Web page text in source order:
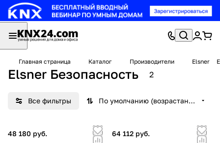
Главная страница Каталог Производители Elsner
Elsner Безопасность 2
Все фильтры По умолчанию (возрастание)
48 180 руб.
64 112 руб.